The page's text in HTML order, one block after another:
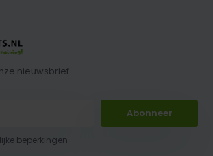
nieuwsbrief
Abonneer
beperkingen